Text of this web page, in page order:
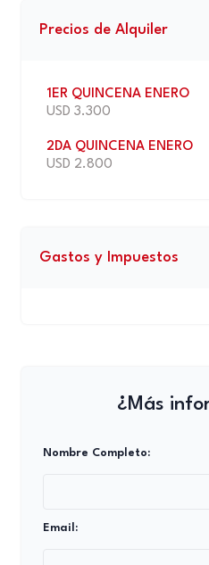
Precios de Alquiler
1ER QUINCENA ENERO
USD 3.300
2DA QUINCENA ENERO
USD 2.800
Gastos y Impuestos
¿Más
Nombre Completo:
Email: